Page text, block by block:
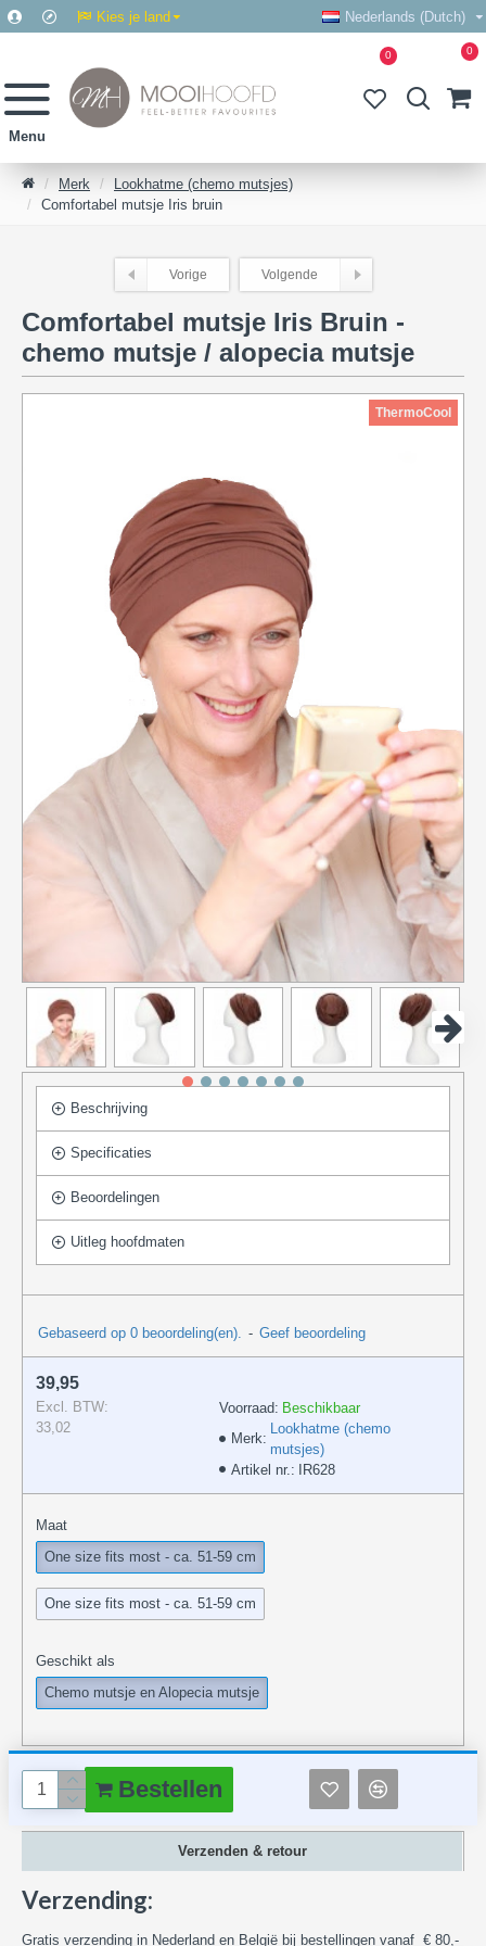
Kies je land Nederlands (Dutch)
0 0
Merk
Lookhatme (chemo mutsjes)
Comfortabel mutsje Iris bruin
Vorige Volgende
Comfortabel mutsje Iris Bruin -
chemo mutsje / alopecia mutsje
ThermoCool
Beschrijving
Specificaties
Beoordelingen
Uitleg hoofdmaten
Gebaseerd op 0 beoordeling(en). - Geef beoordeling
39,95
Excl. BTW:
33,02
Voorraad: Beschikbaar
Merk:
Lookhatme (chemo
mutsjes)
Artikel nr.:
IR628
Maat
One size fits most - ca. 51-59 cm
One size fits most - ca. 51-59 cm
Geschikt als
Chemo mutsje en Alopecia mutsje
Bestellen
Verzenden & retour
Verzending:
Gratis verzending in Nederland en België bij bestellingen vanaf € 80,-